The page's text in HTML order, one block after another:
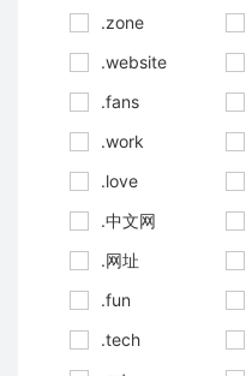
.zone
.website
.fans
.work
.love
.中文网
.网址
.fun
.tech